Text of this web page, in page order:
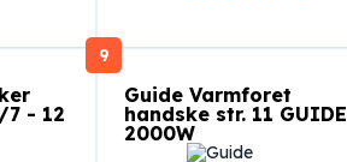
7 - 12
9
Guide Varmforet
handske str. 11 GUIDE
2000W